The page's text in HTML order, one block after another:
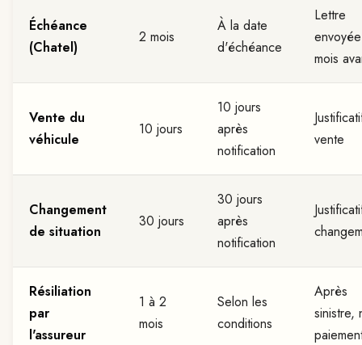
Échéance
(Chatel)
2 mois
À la date
d'échéance
Lettre
mois
Vente du
véhicule
10 jours
10 jours
après
notification
vente
Changement
de situation
30 jours
30 jours
après
notification
Résiliation
par
l'assureur
1 à 2
mois
Selon les
conditions
Après
sinistre,